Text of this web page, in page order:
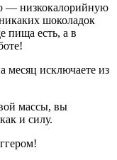
— низкокалорийную
шоколадок
пища есть, а в
месяц исключаете из
массы, вы
и силу.